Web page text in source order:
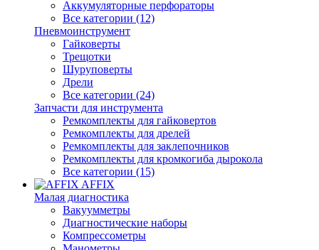
Аккумуляторные перфораторы
Все категории (12)
Пневмоинструмент
Гайковерты
Трещотки
Шуруповерты
Дрели
Все категории (24)
Запчасти для инструмента
Ремкомплекты для гайковертов
Ремкомплекты для дрелей
Ремкомплекты для заклепочников
Ремкомплекты для кромкогиба дырокола
Все категории (15)
AFFIX
Малая диагностика
Вакуумметры
Диагностические наборы
Компрессометры